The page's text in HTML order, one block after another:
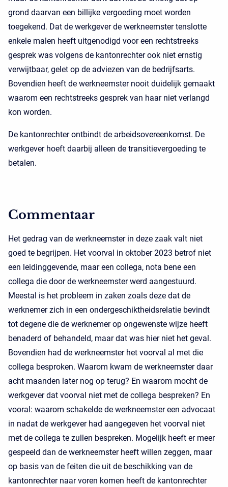
grond daarvan een billijke vergoeding moet worden
toegekend. Dat de werkgever de werkneemster tenslotte
enkele malen heeft uitgenodigd voor een rechtstreeks
gesprek was volgens de kantonrechter ook niet ernstig
verwijtbaar, gelet op de adviezen van de bedrijfsarts.
Bovendien heeft de werkneemster nooit duidelijk gemaakt
waarom een rechtstreeks gesprek van haar niet verlangd
kon worden.
De kantonrechter ontbindt de arbeidsovereenkomst. De
werkgever hoeft daarbij alleen de transitievergoeding te
betalen.
Commentaar
Het gedrag van de werkneemster in deze zaak valt niet
goed te begrijpen. Het voorval in oktober 2023 betrof niet
een leidinggevende, maar een collega, nota bene een
collega die door de werkneemster werd aangestuurd.
Meestal is het probleem in zaken zoals deze dat de
werknemer zich in een ondergeschiktheidsrelatie bevindt
tot degene die de werknemer op ongewenste wijze heeft
benaderd of behandeld, maar dat was hier niet het geval.
Bovendien had de werkneemster het voorval al met die
collega besproken. Waarom kwam de werkneemster daar
acht maanden later nog op terug? En waarom mocht de
werkgever dat voorval niet met de collega bespreken? En
vooral: waarom schakelde de werkneemster een advocaat
in nadat de werkgever had aangegeven het voorval niet
met de collega te zullen bespreken. Mogelijk heeft er meer
gespeeld dan de werkneemster heeft willen zeggen, maar
op basis van de feiten die uit de beschikking van de
kantonrechter naar voren komen heeft de kantonrechter